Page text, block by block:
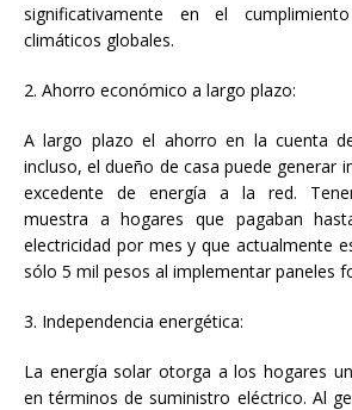
significativamente en el
climáticos globales.
2. Ahorro económico a largo plazo:
A largo plazo el ahorro en la cuenta
incluso, el dueño de casa puede generar
excedente de energía a la red.
muestra a hogares que pagaban
electricidad por mes y que actualmente
sólo 5 mil pesos al implementar paneles
3. Independencia energética:
La energía solar otorga a los hogares
en términos de suministro eléctrico. Al